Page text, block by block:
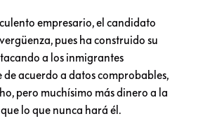
empresario, el candidato
pues ha construido su
a los inmigrantes
acuerdo a datos comprobables,
pero muchísimo más dinero a la
lo que nunca hará él.